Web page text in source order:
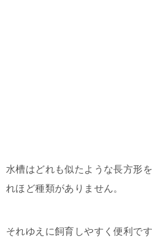
水槽はどれも似たような長方形
れほど種類がありません。
それゆえに飼育しやすく便利で